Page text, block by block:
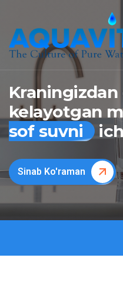
Kraningizdan
kelayotgan
sof suvni
Sinab Ko'raman